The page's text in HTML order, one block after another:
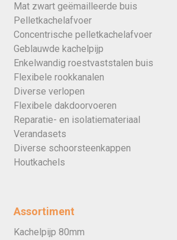
Mat zwart geëmailleerde buis
Pelletkachelafvoer
Concentrische pelletkachelafvoer
Geblauwde kachelpijp
Enkelwandig roestvaststalen buis
Flexibele rookkanalen
Diverse verlopen
Flexibele dakdoorvoeren
Reparatie- en isolatiemateriaal
Verandasets
Diverse schoorsteenkappen
Houtkachels
Assortiment
Kachelpijp 80mm